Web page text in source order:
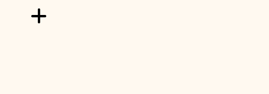
Aller vers Fête familiale au Rehazenter : Saint Nicolas a